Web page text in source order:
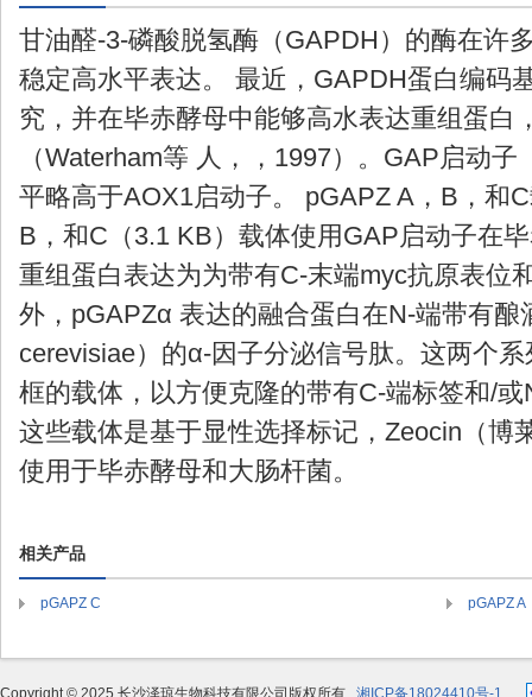
甘油醛-3-磷酸脱氢酶（GAPDH）的酶在许
稳定高水平表达。 最近，GAPDH蛋白编码
究，并在毕赤酵母中能够高水表达重组蛋白
（Waterham等 人，，1997）。GAP启动
平略高于AOX1启动子。 pGAPZ A，B，和
B，和C（3.1 KB）载体使用GAP启动子在
重组蛋白表达为为带有C-末端myc抗原表位
外，pGAPZα 表达的融合蛋白在N-端带有酿
cerevisiae）的α-因子分泌信号肽。这两个
框的载体，以方便克隆的带有C-端标签和/
这些载体是基于显性选择标记，Zeocin（博
使用于毕赤酵母和大肠杆菌。
相关产品
pGAPZ C pGAPZ A
Copyright © 2025 长沙泽琼生物科技有限公司版权所有 湘ICP备18024410号-1